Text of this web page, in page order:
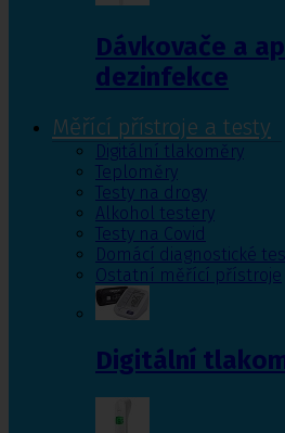
Dávkovače a
dezinfekce
Měřící přístroje a testy
Digitální tlakoměry
Teploměry
Testy na drogy
Alkohol testery
Testy na Covid
Domácí diagnostické
Ostatní měřící přístroje
Digitální